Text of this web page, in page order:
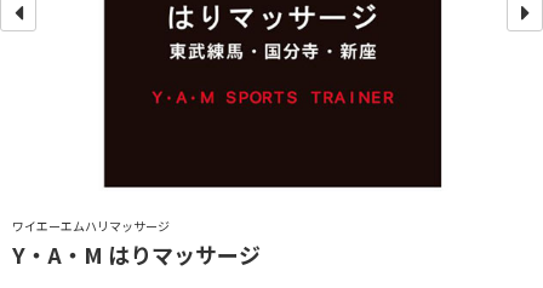
ワイエーエムハリマッサージ
Y・A・M はりマッサージ